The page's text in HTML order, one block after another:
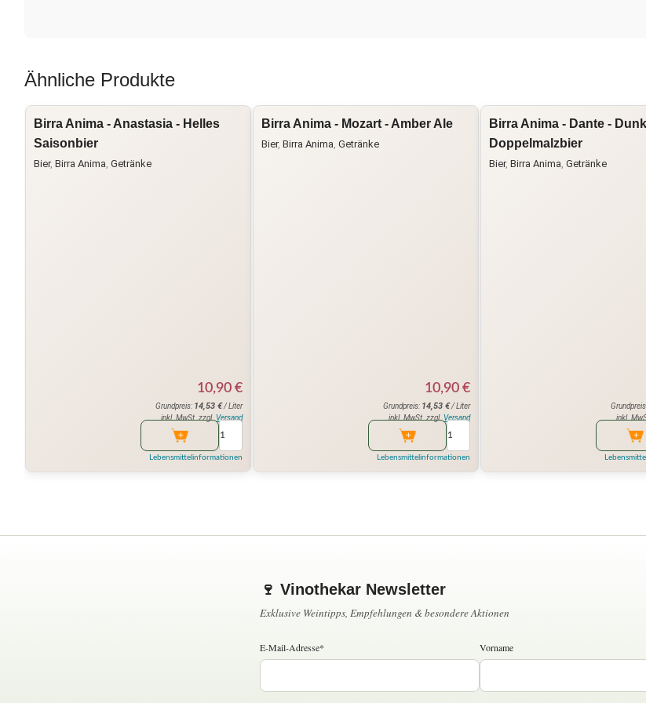
Ähnliche Produkte
Birra Anima - Anastasia - Helles
Saisonbier
Bier, Birra Anima Getränke
10,90 €
Grundpreis: 14,53 €/ Liter
inkl. MwSt. zzgl. Versand
Lebensmittelinformationen
Birra Anima - Mozart - Amber Ale
Bier, Birra Anima Getränke
10,90 €
Grundpreis: 14,53 €/ Liter
inkl. MwSt. zzgl. Versand
Lebensmittelinformationen
Birra Anima - Dante -
Doppelmalzbier
Bier, Birra Anima Getränke
inkl.
🍷 Vinothekar Newsletter
Exklusive Weintipps, Empfehlungen & besondere Aktionen
E-Mail-Adresse* Vorname